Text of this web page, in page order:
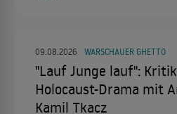
09.08.2026 WARSCHAUER GHETTO
"Lauf Junge lauf":
Holocaust-Drama mit
Kamil Tkacz